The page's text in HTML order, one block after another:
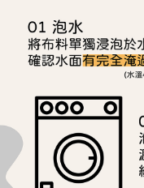
「AFTEE先享後付」，若
任。
４．使用「AFTEE先享後
時審查核予不同之上限額度
請求用戶進行身份認證。
５．嚴禁一人註冊多個帳號
恩沛科技股份有限公司將